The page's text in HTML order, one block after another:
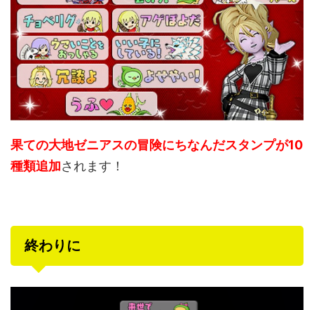
果ての大地ゼニアスの冒険にちなんだスタンプが10
種類追加されます！
終わりに